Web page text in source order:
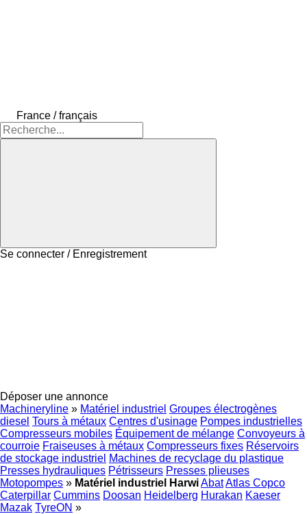
France / français
Se connecter / Enregistrement
Déposer une annonce
Machineryline » Matériel industriel Groupes électrogènes
diesel Tours à métaux Centres d'usinage Pompes industrielles
Compresseurs mobiles Équipement de mélange Convoyeurs à
courroie Fraiseuses à métaux Compresseurs fixes Réservoirs
de stockage industriel Machines de recyclage du plastique
Presses hydrauliques Pétrisseurs Presses plieuses
Motopompes » Matériel industriel HarwiAbatAtlas Copco
Caterpillar Cummins Doosan Heidelberg Hurakan Kaeser
Mazak TyreON »